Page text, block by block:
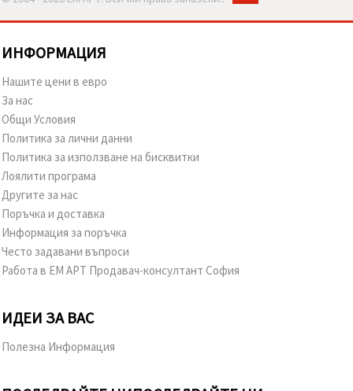
ИНФОРМАЦИЯ
Нашите цени в евро
За нас
Общи Условия
Политика за лични данни
Политика за използване на бисквитки
Лоялити програма
Другите за нас
Поръчка и доставка
Информация за поръчка
Често задавани въпроси
Работа в ЕМ АРТ Продавач-консултант София
ИДЕИ ЗА ВАС
Полезна Информация